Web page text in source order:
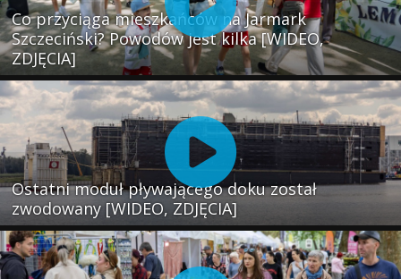
Co przyciąga mieszkańców na Jarmark
Szczeciński? Powodów jest kilka [WIDEO,
ZDJĘCIA]
Ostatni moduł pływającego doku został
zwodowany [WIDEO, ZDJĘCIA]